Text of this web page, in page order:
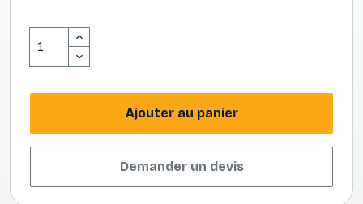
Ajouter au panier
Demander un devis